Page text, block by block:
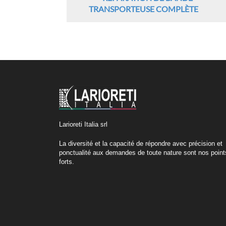
TRANSPORTEUSE COMPLÈTE
Larioreti Italia srl
La diversité et la capacité de répondre avec précision et
ponctualité aux demandes de toute nature sont nos
forts.